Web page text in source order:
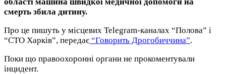
смерть збила дитину.
Про це пишуть у місцевих Telegram-каналах “Полова” і
“СТО Харків”, передає “Говорить Дрогобиччина”.
Поки що правоохоронні органи не прокоментували
інцидент.